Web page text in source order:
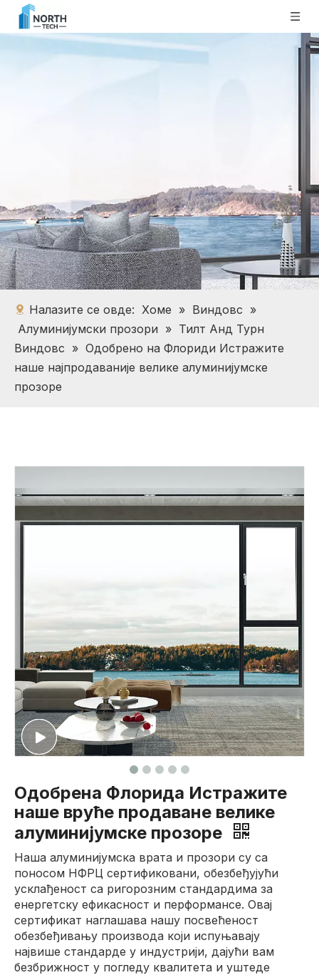
Налазите се овде: Хоме » Виндовс »
Алуминијумски прозори » Тилт Анд Турн
Виндовс » Одобрено на Флориди Истражите
наше најпродаваније велике алуминијумске
прозоре
Одобрена Флорида Истражите
наше вруће продаване велике
алуминијумске прозоре
Наша алуминијумска врата и прозори су са
поносом НФРЦ сертификовани, обезбеђујући
усклађеност са ригорозним стандардима за
енергетску ефикасност и перформансе. Овај
сертификат наглашава нашу посвећеност
обезбеђивању производа који испуњавају
највише стандарде у индустрији, дајући вам
безбрижност у погледу квалитета и уштеде